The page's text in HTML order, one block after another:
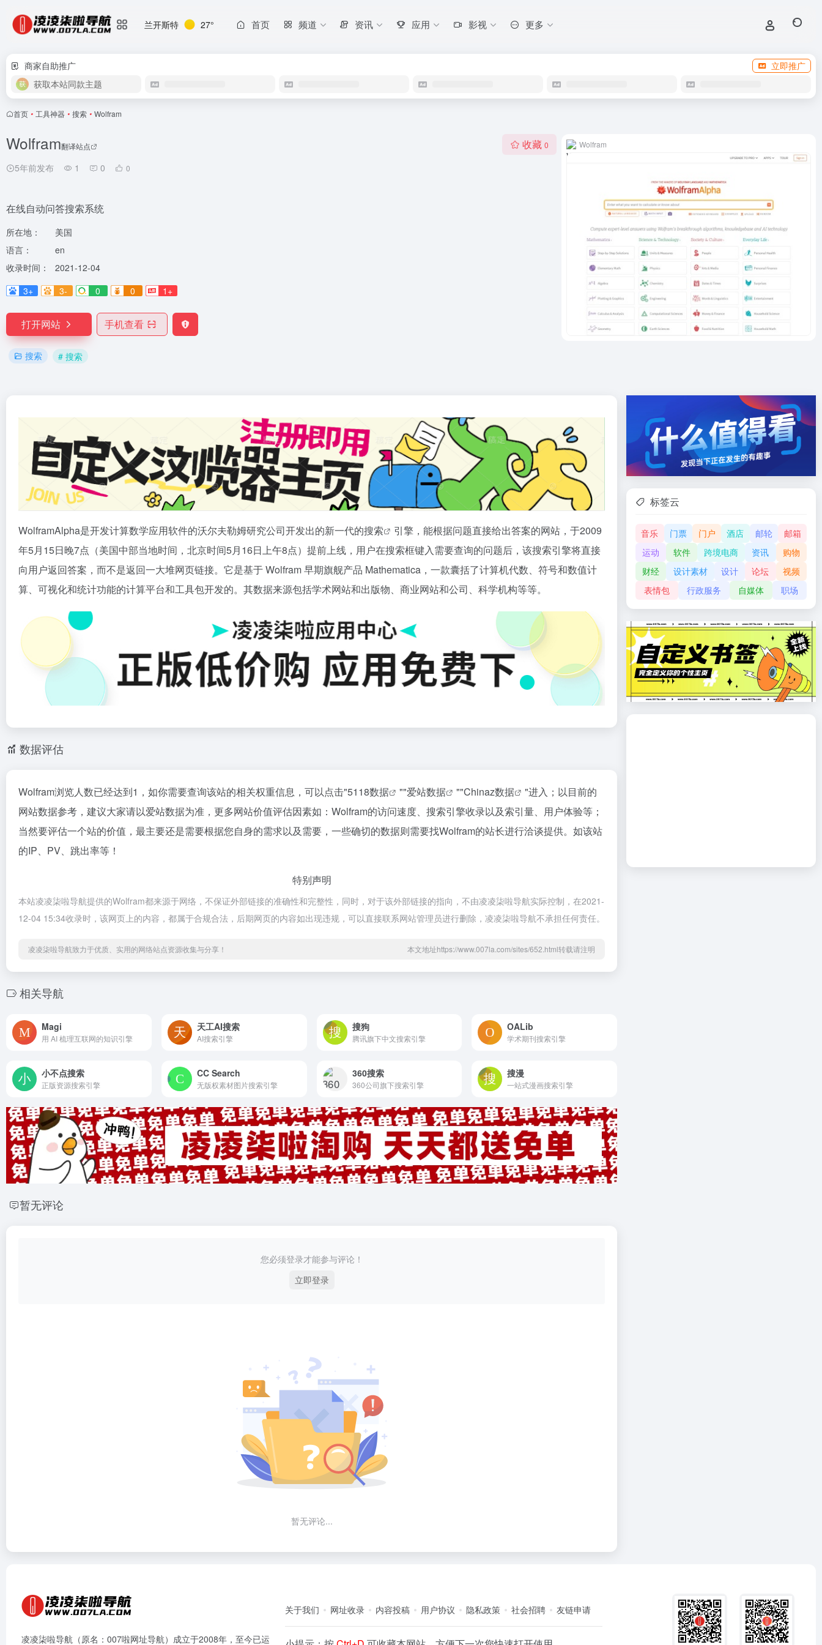
兰开斯特 27° 首页 频道 资讯 应用 影视 更多
商家自助推广
立即推广
获取本站同款主题
首页 • 工具神器 • 搜索 • Wolfram
Wolfram翻译站点
5年前发布 1 0 0
收藏 0
在线自动问答搜索系统
所在地：
美国
语言：
en
收录时间：
2021-12-04
3+
3- 0 0 1+
打开网站 手机查看
搜索 # 搜索
Wolfram
WolframAlpha是开发计算数学应用软件的沃尔夫勒姆研究公司开发出的新一代的搜索
引擎，能根据问题直接给出答案的网站，于2009
年5月15日晚7点（美国中部当地时间，北京时间5月16日上午8点）提前上线，用户在搜索框键入需要查询的问题后，该搜索引擎将直接
向用户返回答案，而不是返回一大堆网页链接。它是基于 Wolfram 早期旗舰产品 Mathematica，一款囊括了计算机代数、符号和数值计
算、可视化和统计功能的计算平台和工具包开发的。其数据来源包括学术网站和出版物、商业网站和公司、科学机构等等。
数据评估
Wolfram浏览人数已经达到1，如你需要查询该站的相关权重信息，可以点击"5118数据 ""爱站数据 ""Chinaz数据
"进入；以目前的
网站数据参考，建议大家请以爱站数据为准，更多网站价值评估因素如：Wolfram的访问速度、搜索引擎收录以及索引量、用户体验等；
当然要评估一个站的价值，最主要还是需要根据您自身的需求以及需要，一些确切的数据则需要找Wolfram的站长进行洽谈提供。如该站
的IP、PV、跳出率等！
特别声明
本站凌凌柒啦导航提供的Wolfram都来源于网络，不保证外部链接的准确性和完整性，同时，对于该外部链接的指向，不由凌凌柒啦导航实际控制，在2021-
12-04 15:34收录时，该网页上的内容，都属于合规合法，后期网页的内容如出现违规，可以直接联系网站管理员进行删除，凌凌柒啦导航不承担任何责任。
凌凌柒啦导航致力于优质、实用的网络站点资源收集与分享！ 本文地址https://www.007la.com/sites/652.html转载请注明
相关导航
Magi
用 AI 梳理互联网的知识引擎
天工AI搜索
AI搜索引擎
搜狗
腾讯旗下中文搜索引擎
OALib
学术期刊搜索引擎
小不点搜索
正版资源搜索引擎
CC Search
无版权素材图片搜索引擎
360搜索
360公司旗下搜索引擎
搜漫
一站式漫画搜索引擎
暂无评论
您必须登录才能参与评论！
立即登录
暂无评论...
标签云
音乐 门票 门户 酒店 邮轮
邮箱
运动
软件 跨境电商 资讯
购物
财经
设计素材 设计 论坛
视频
表情包
行政服务 自媒体 职场
凌凌柒啦导航（原名：007啦网址导航）成立于2008年，至今已运
关于我们 网址收录 内容投稿 用户协议 隐私政策 社会招聘 友链申请